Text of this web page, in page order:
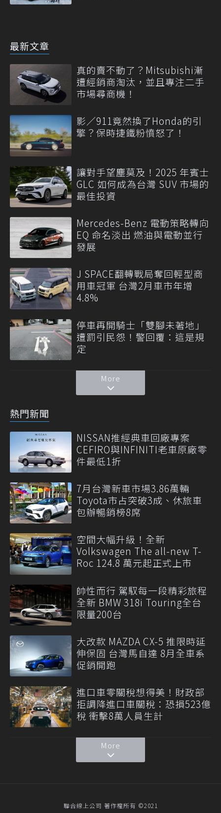
最新文章
真的賣不動了？Mitsubishi漸
遭經銷商淘汰，並且專注二手
市場尋商機！
影／911竟然換了Honda的引
擎？保時捷鐵粉憤怒了！
讓對手望塵莫及！2025 年賓士
GLC 如何成為台灣 SUV 市場的
最佳投資
Mercedes-Benz 電動策略轉向
EQ 命名淡出 燃油與電動並行
發展
J SPACE翻轉戰局奪回輕型商
用車冠軍 台灣2月車市年增
4.8%
停車再開騎士「雙腳未著地」
遭罰引民怨！警回覆：這是規
定
More
熱門新聞
NISSAN推經典車回廠專案
CEFIRO與INFINITI老車原廠零
件最低1折
7月台灣新車市場3.86萬輛
Toyota市占突破3成、休旅車
包辦暢銷榜8席
空間大幅升級！全新
Volkswagen The all-new T-
Roc 124.8 萬元起正式上市
帥性而行 駕馭每一段精彩旅程
全新 BMW 318i Touring全台
限量200台
大改款 MAZDA CX-5 推限時延
伸保固 台灣馬自達 8月全車系
促銷開跑
進口車零關稅想得美！財政部
拒調降進口車關稅：恐損523億
稅 衝擊8萬人員生計
More
聯合線上公司 著作權所有 ©2021